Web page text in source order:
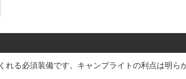
る必須装備です。キャンプライトの利点は明